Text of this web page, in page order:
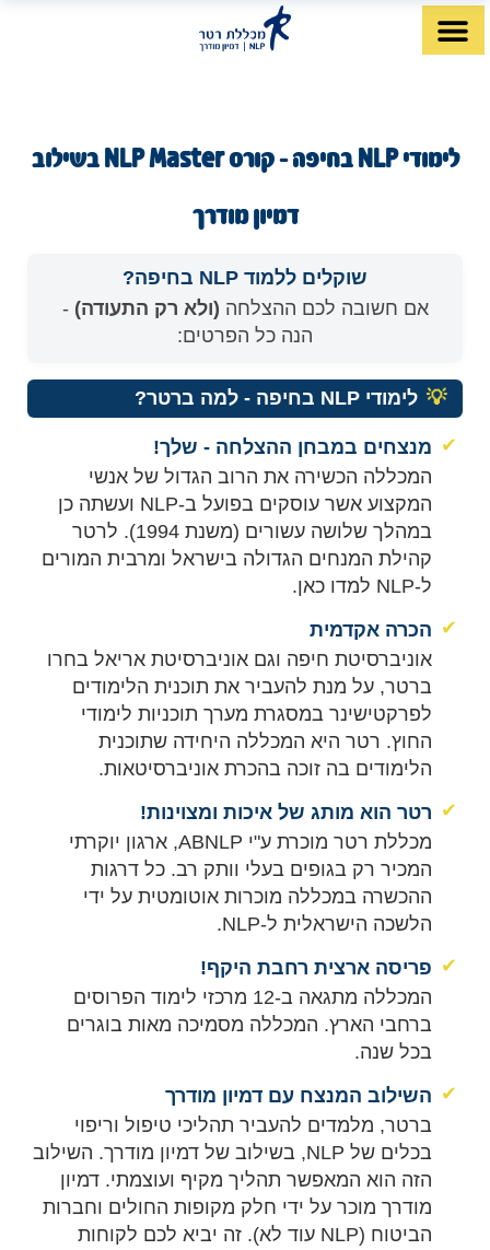
לימודי NLP בחיפה - קורס NLP Master בשילוב
דמיון מודרך
שוקלים ללמוד NLP בחיפה?
אם חשובה לכם ההצלחה (ולא רק התעודה) -
הנה כל הפרטים:
💡 לימודי NLP בחיפה - למה ברטר?
✔ מנצחים במבחן ההצלחה - שלך!
המכללה הכשירה את הרוב הגדול של אנשי
המקצוע אשר עוסקים בפועל ב-NLP ועשתה כן
במהלך שלושה עשורים (משנת 1994). לרטר
קהילת המנחים הגדולה בישראל ומרבית המורים
ל-NLP למדו כאן.
✔ הכרה אקדמית
אוניברסיטת חיפה וגם אוניברסיטת אריאל בחרו
ברטר, על מנת להעביר את תוכנית הלימודים
לפרקטישינר במסגרת מערך תוכניות לימודי
החוץ. רטר היא המכללה היחידה שתוכנית
הלימודים בה זוכה בהכרת אוניברסיטאות.
✔ רטר הוא מותג של איכות ומצוינות!
מכללת רטר מוכרת ע"י ABNLP, ארגון יוקרתי
המכיר רק בגופים בעלי וותק רב. כל דרגות
ההכשרה במכללה מוכרות אוטומטית על ידי
הלשכה הישראלית ל-NLP.
✔ פריסה ארצית רחבת היקף!
המכללה מתגאה ב-12 מרכזי לימוד הפרוסים
ברחבי הארץ. המכללה מסמיכה מאות בוגרים
בכל שנה.
✔ השילוב המנצח עם דמיון מודרך
ברטר, מלמדים להעביר תהליכי טיפול וריפוי
בכלים של NLP, בשילוב של דמיון מודרך. השילוב
הזה הוא המאפשר תהליך מקיף ועוצמתי. דמיון
מודרך מוכר על ידי חלק מקופות החולים וחברות
הביטוח (NLP עוד לא). זה יביא לכם לקוחות